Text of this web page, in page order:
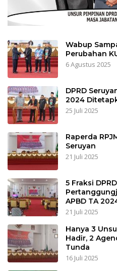
Wabup
Perubahan
6 Agustus 2025
DPRD
2024
25 Juli 2025
Raperda
Seruyan
21 Juli 2025
5 Fraksi
APBD TA
21 Juli 2025
Hanya 3
Hadir, 2
Tunda
16 Juli 2025